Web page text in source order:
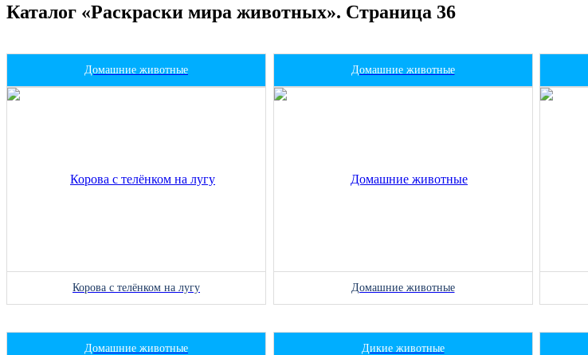
Каталог «Раскраски мира животных». Страница 36
Домашние животные
Корова с телёнком на лугу
Домашние животные
Домашние животные
Домашние животные Дикие животные